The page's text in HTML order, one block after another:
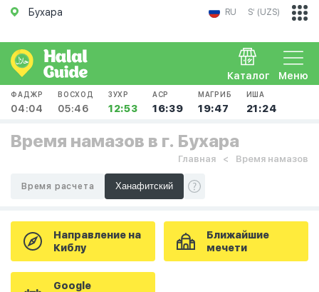
Бухара RU Sʻ (UZS)
Меню
Каталог
ФАДЖР
04:04
ВОСХОД
05:46
ЗУХР
12:53
АСР
16:39
МАГРИБ
19:47
ИША
21:24
Время намазов в г. Бухара
Главная Время намазов
Время расчета
Направление на
Киблу
Ближайшие
мечети
Google